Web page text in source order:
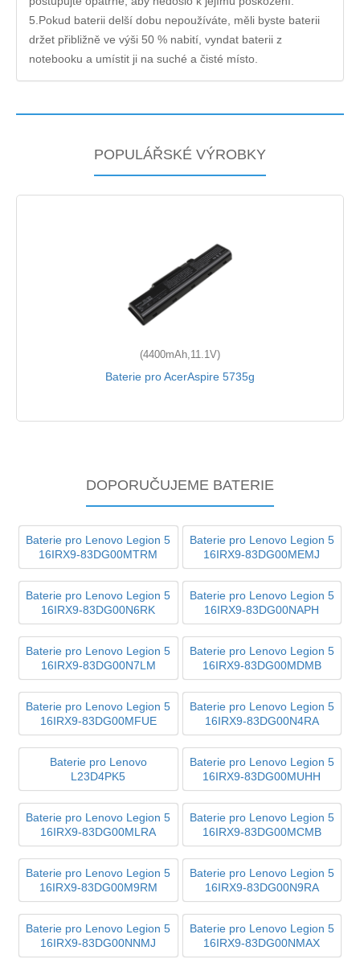
5.Pokud baterii delší dobu nepoužíváte, měli byste baterii
držet přibližně ve výši 50 % nabití, vyndat baterii z
notebooku a umístit ji na suché a čisté místo.
POPULÁŘSKÉ VÝROBKY
(4400mAh,11.1V)
Baterie pro AcerAspire 5735g
DOPORUČUJEME BATERIE
Baterie pro Lenovo Legion 5
16IRX9-83DG00MTRM
Baterie pro Lenovo Legion 5
16IRX9-83DG00MEMJ
Baterie pro Lenovo Legion 5
16IRX9-83DG00N6RK
Baterie pro Lenovo Legion 5
16IRX9-83DG00NAPH
Baterie pro Lenovo Legion 5
16IRX9-83DG00N7LM
Baterie pro Lenovo Legion 5
16IRX9-83DG00MDMB
Baterie pro Lenovo Legion 5
16IRX9-83DG00MFUE
Baterie pro Lenovo Legion 5
16IRX9-83DG00N4RA
Baterie pro Lenovo
L23D4PK5
Baterie pro Lenovo Legion 5
16IRX9-83DG00MUHH
Baterie pro Lenovo Legion 5
16IRX9-83DG00MLRA
Baterie pro Lenovo Legion 5
16IRX9-83DG00MCMB
Baterie pro Lenovo Legion 5
16IRX9-83DG00M9RM
Baterie pro Lenovo Legion 5
16IRX9-83DG00N9RA
Baterie pro Lenovo Legion 5
16IRX9-83DG00NNMJ
Baterie pro Lenovo Legion 5
16IRX9-83DG00NMAX